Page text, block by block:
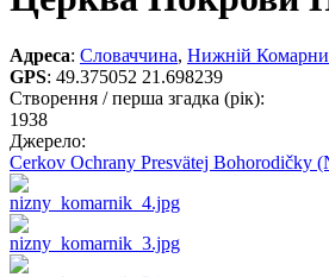
Адреса: Словаччина, Нижній
GPS: 49.375052 21.698239
Створення / перша згадка (рік):
1938
Джерело:
Cerkov Ochrany Presvätej Bohorodičky